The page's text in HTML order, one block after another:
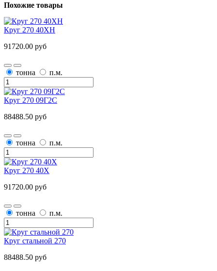
Похожие товары
Круг 270 40ХН
91720.00 руб
тонна п.м.
Круг 270 09Г2С
88488.50 руб
тонна п.м.
Круг 270 40Х
91720.00 руб
тонна п.м.
Круг стальной 270
88488.50 руб